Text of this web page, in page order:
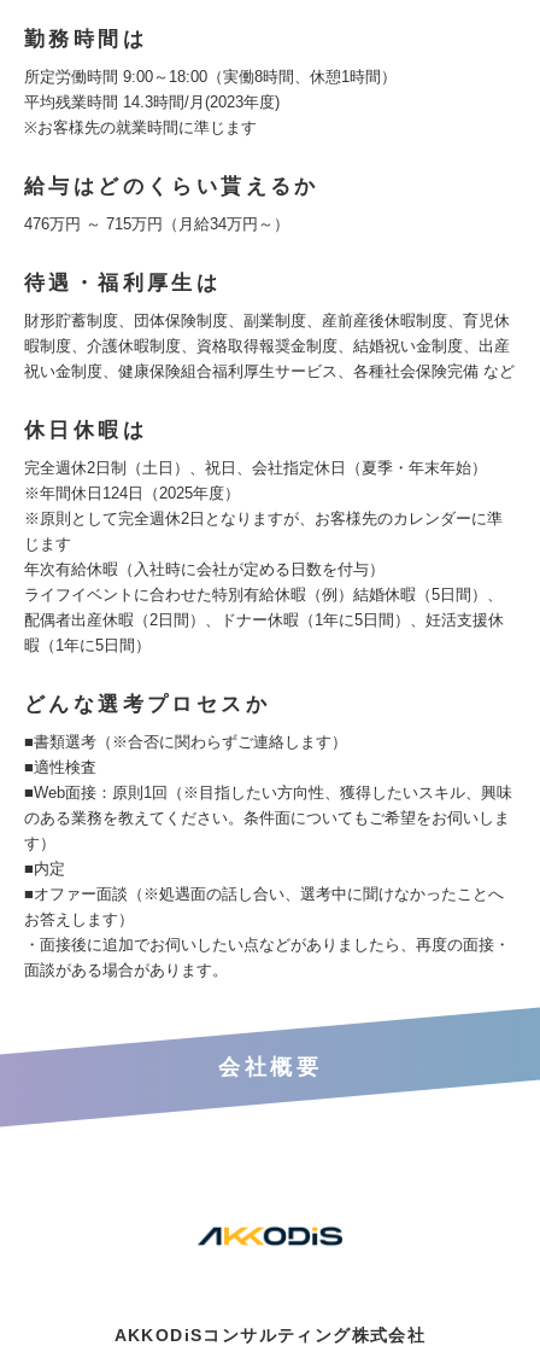
勤務時間は
所定労働時間 9:00～18:00（実働8時間、休憩1時間）
平均残業時間 14.3時間/月(2023年度)
※お客様先の就業時間に準じます
給与はどのくらい貰えるか
476万円 ～ 715万円（月給34万円～）
待遇・福利厚生は
財形貯蓄制度、団体保険制度、副業制度、産前産後休暇制度、育児休
暇制度、介護休暇制度、資格取得報奨金制度、結婚祝い金制度、出産
祝い金制度、健康保険組合福利厚生サービス、各種社会保険完備 など
休日休暇は
完全週休2日制（土日）、祝日、会社指定休日（夏季・年末年始）
※年間休日124日（2025年度）
※原則として完全週休2日となりますが、お客様先のカレンダーに準
じます
年次有給休暇（入社時に会社が定める日数を付与）
ライフイベントに合わせた特別有給休暇（例）結婚休暇（5日間）、
配偶者出産休暇（2日間）、ドナー休暇（1年に5日間）、妊活支援休
暇（1年に5日間）
どんな選考プロセスか
■書類選考（※合否に関わらずご連絡します）
■適性検査
■Web面接：原則1回（※目指したい方向性、獲得したいスキル、興味
のある業務を教えてください。条件面についてもご希望をお伺いしま
す）
■内定
■オファー面談（※処遇面の話し合い、選考中に聞けなかったことへ
お答えします）
・面接後に追加でお伺いしたい点などがありましたら、再度の面接・
面談がある場合があります。
会社概要
AKKODiSコンサルティング株式会社